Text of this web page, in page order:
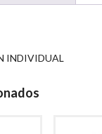
INDIVIDUAL